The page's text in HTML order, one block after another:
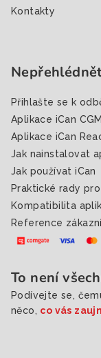
Kontakty
Přihlašte se k
Aplikace iCan CGM
Aplikace iCan
Jak nainstalovat
Jak používat iCan
Praktické rady
Kompatibilita
Reference
To není
Podívejte se,
něco, co vás